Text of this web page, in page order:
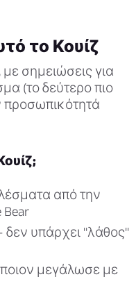
το Κουίζ
σημειώσεις για
(το δεύτερο πιο
προσωπικότητά
από την
Bear
δεν υπάρχει "λάθος"
μεγάλωσε με